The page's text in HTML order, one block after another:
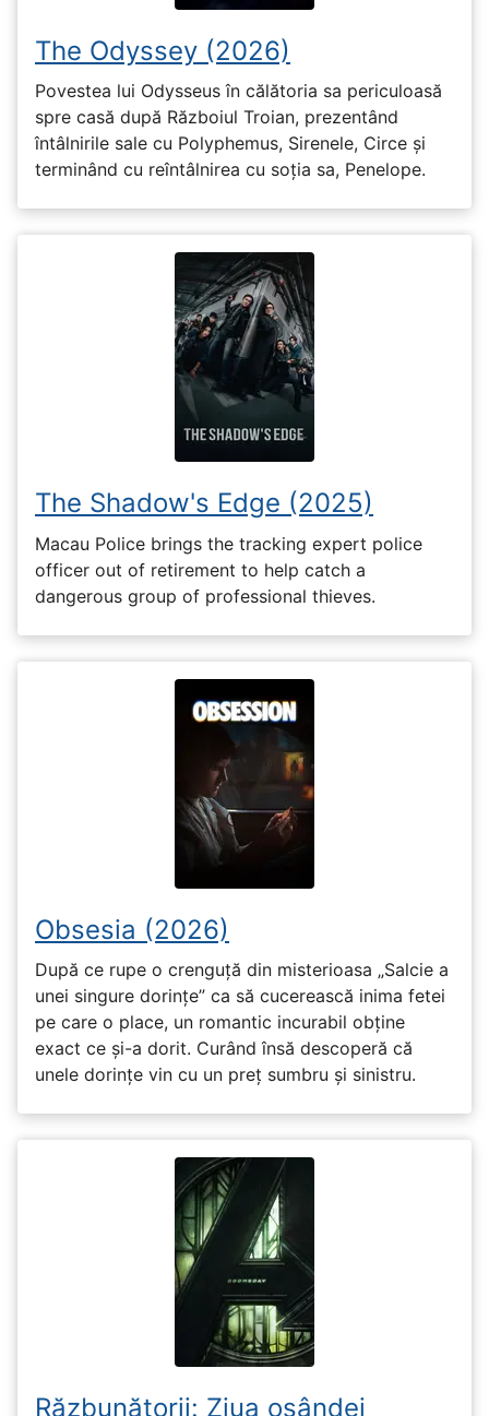
The Odyssey (2026)
Povestea lui Odysseus în călătoria sa periculoasă
spre casă după Războiul Troian, prezentând
întâlnirile sale cu Polyphemus, Sirenele, Circe și
terminând cu reîntâlnirea cu soția sa, Penelope.
The Shadow's Edge (2025)
Macau Police brings the tracking expert police
officer out of retirement to help catch a
dangerous group of professional thieves.
Obsesia (2026)
După ce rupe o crenguță din misterioasa „Salcie a
unei singure dorințe” ca să cucerească inima fetei
pe care o place, un romantic incurabil obține
exact ce și-a dorit. Curând însă descoperă că
unele dorințe vin cu un preț sumbru și sinistru.
Răzbunătorii: Ziua osândei